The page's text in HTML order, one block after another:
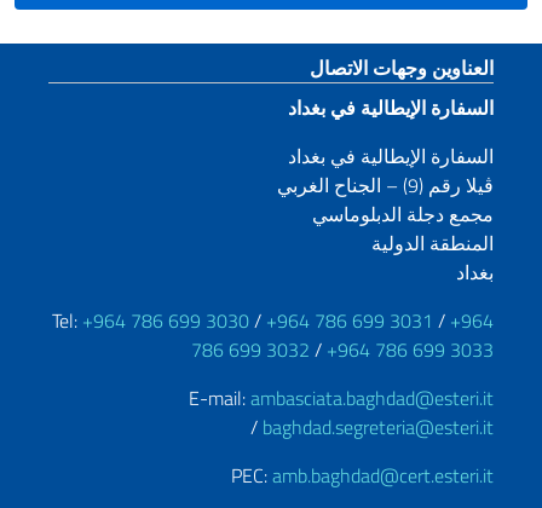
قسم التذييل
العناوين وجهات الاتصال
السفارة الإيطالية في بغداد
السفارة الإيطالية في بغداد
ڤيلا رقم (9) – الجناح الغربي
مجمع دجلة الدبلوماسي
المنطقة الدولية
بغداد
Tel: +964 786 699 3030/ +964 786 699 3031 / +964
786 699 3032 / +964 786 699 3033
E-mail:ambasciata.baghdad@esteri.it
/ baghdad.segreteria@esteri.it
PEC:amb.baghdad@cert.esteri.it